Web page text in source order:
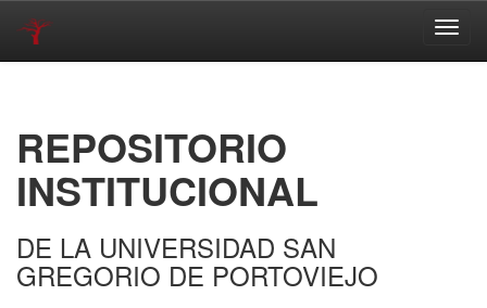
REPOSITORIO
INSTITUCIONAL
DE LA UNIVERSIDAD SAN
GREGORIO DE PORTOVIEJO